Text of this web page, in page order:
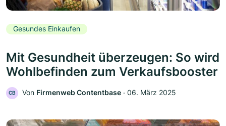
Gesundes Einkaufen
Mit Gesundheit überzeugen: So wird
Wohlbefinden zum Verkaufsbooster
CB Von Firmenweb Contentbase ‧ 06. März 2025